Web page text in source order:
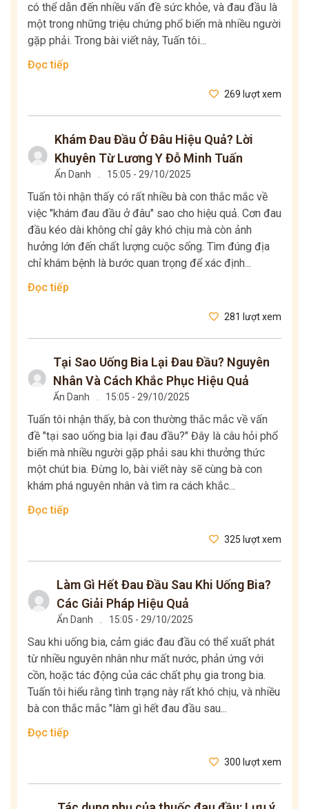
có thể dẫn đến nhiều vấn đề sức khỏe, và đau đầu là
một trong những triệu chứng phổ biến mà nhiều người
gặp phải. Trong bài viết này, Tuấn tôi...
Đọc tiếp
269 lượt xem
Khám Đau Đầu Ở Đâu Hiệu Quả? Lời
Khuyên Từ Lương Y Đỗ Minh Tuấn
Ẩn Danh 15:05 - 29/10/2025
Tuấn tôi nhận thấy có rất nhiều bà con thắc mắc về
việc "khám đau đầu ở đâu" sao cho hiệu quả. Cơn đau
đầu kéo dài không chỉ gây khó chịu mà còn ảnh
hưởng lớn đến chất lượng cuộc sống. Tìm đúng địa
chỉ khám bệnh là bước quan trọng để xác định...
Đọc tiếp
281 lượt xem
Tại Sao Uống Bia Lại Đau Đầu? Nguyên
Nhân Và Cách Khắc Phục Hiệu Quả
Ẩn Danh 15:05 - 29/10/2025
Tuấn tôi nhận thấy, bà con thường thắc mắc về vấn
đề "tại sao uống bia lại đau đầu?" Đây là câu hỏi phổ
biến mà nhiều người gặp phải sau khi thưởng thức
một chút bia. Đừng lo, bài viết này sẽ cùng bà con
khám phá nguyên nhân và tìm ra cách khắc...
Đọc tiếp
325 lượt xem
Làm Gì Hết Đau Đầu Sau Khi Uống Bia?
Các Giải Pháp Hiệu Quả
Ẩn Danh 15:05 - 29/10/2025
Sau khi uống bia, cảm giác đau đầu có thể xuất phát
từ nhiều nguyên nhân như mất nước, phản ứng với
cồn, hoặc tác động của các chất phụ gia trong bia.
Tuấn tôi hiểu rằng tình trạng này rất khó chịu, và nhiều
bà con thắc mắc "làm gì hết đau đầu sau...
Đọc tiếp
300 lượt xem